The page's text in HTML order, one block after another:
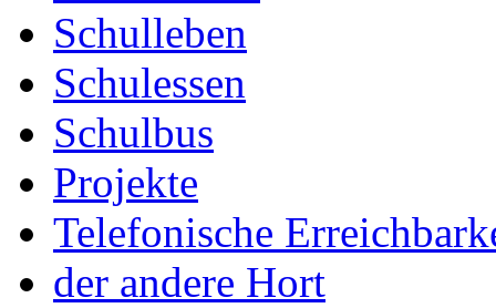
Schulleben
Schulessen
Schulbus
Projekte
Telefonische
der andere Hort